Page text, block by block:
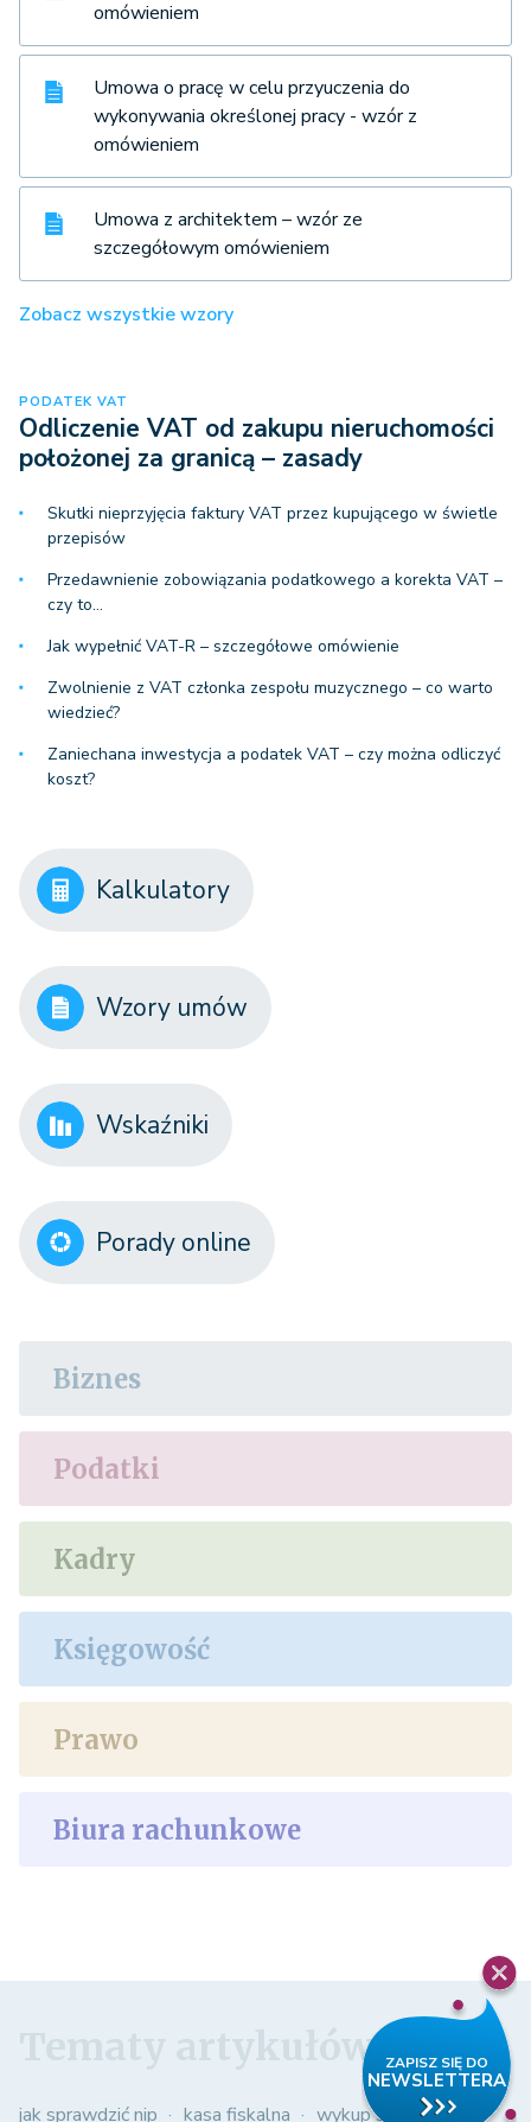
omówieniem
Umowa o pracę w celu przyuczenia do
wykonywania określonej pracy - wzór z
omówieniem
Umowa z architektem – wzór ze
szczegółowym omówieniem
Zobacz wszystkie wzory
PODATEK VAT
Odliczenie VAT od zakupu nieruchomości
położonej za granicą – zasady
Skutki nieprzyjęcia faktury VAT przez kupującego w świetle
przepisów
Przedawnienie zobowiązania podatkowego a korekta VAT –
czy to…
Jak wypełnić VAT-R – szczegółowe omówienie
Zwolnienie z VAT członka zespołu muzycznego – co warto
wiedzieć?
Zaniechana inwestycja a podatek VAT – czy można odliczyć
koszt?
Kalkulatory
Wzory umów
Wskaźniki
Porady online
Biznes
Podatki
Kadry
Księgowość
Prawo
Biura rachunkowe
Tematy artykułów
jak sprawdzić nip kasa fiskalna wykup samochodu z